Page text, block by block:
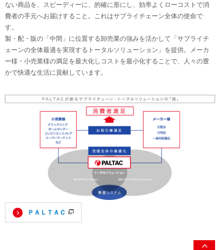
ない商品を、スピーディーに、的確に形にし、効率よくローコストで消
費者の手元へお届けすること。これはサプライチェーン全体の使命で
す。
製・配・販の「中間」に位置する卸売業の強みを活かして「サプライチ
ェーンの全体最適を実現するトータルソリューション」を提供。メーカ
ー様・小売業様の満足を最大化しコストを最小化することで、人々の豊
かで快適な生活に貢献しています。
ＰＡＬＴＡＣ